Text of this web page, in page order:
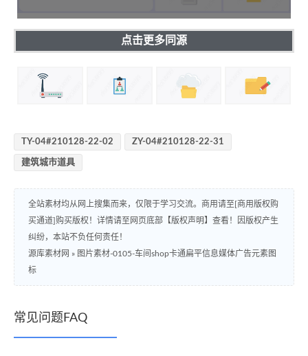
点击更多同源
TY-04#210128-22-02 ZY-04#210128-22-31
建筑城市道具
全站素材均从网上搜集而来，仅限于学习交流。商用请至[商用版权购
买通道]购买版权！详情请至网页底部【版权声明】查看！因版权产生
纠纷，本站不负任何责任！
源库素材网 » 图片素材-0105-车间shop卡通扁平信息媒体广告元素图
标
常见问题FAQ